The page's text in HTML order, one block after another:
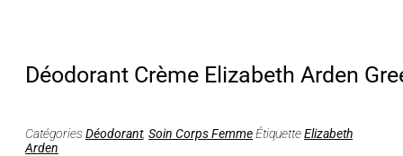
Déodorant Crème Elizabeth Arden
CatégoriesDéodorant, Soin Corps FemmeÉtiquetteElizabeth
Arden